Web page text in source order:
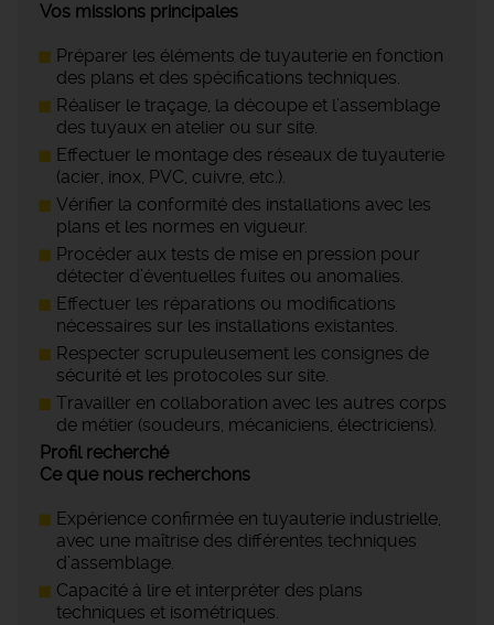
Vos missions principales
Préparer les éléments de tuyauterie en fonction
des plans et des spécifications techniques.
Réaliser le traçage, la découpe et l’assemblage
des tuyaux en atelier ou sur site.
Effectuer le montage des réseaux de tuyauterie
(acier, inox, PVC, cuivre, etc.).
Vérifier la conformité des installations avec les
plans et les normes en vigueur.
Procéder aux tests de mise en pression pour
détecter d’éventuelles fuites ou anomalies.
Effectuer les réparations ou modifications
nécessaires sur les installations existantes.
Respecter scrupuleusement les consignes de
sécurité et les protocoles sur site.
Travailler en collaboration avec les autres corps
de métier (soudeurs, mécaniciens, électriciens).
Profil recherché
Ce que nous recherchons
Expérience confirmée en tuyauterie industrielle,
avec une maîtrise des différentes techniques
d’assemblage.
Capacité à lire et interpréter des plans
techniques et isométriques.